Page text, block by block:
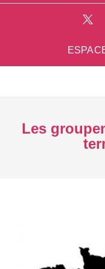
Les